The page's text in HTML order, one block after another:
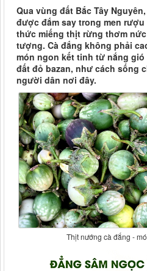
Qua vùng đất Bắc Tây
được đắm say trong men
thức miếng thịt rừng thơm nức
tượng. Cà đắng không phải
món ngon kết tinh từ nắng gió
đất đỏ bazan, như cách sống
người dân nơi đây.
Thịt nướng cà đắng -